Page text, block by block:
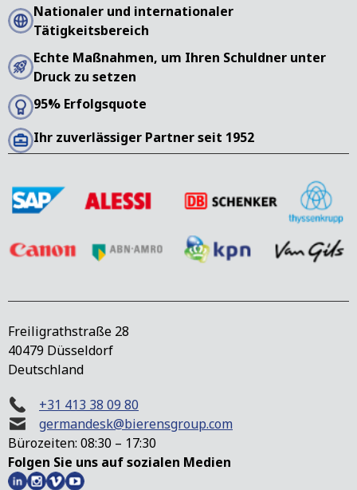
Nationaler und internationaler
Tätigkeitsbereich
Echte Maßnahmen, um Ihren Schuldner unter
Druck zu setzen
95% Erfolgsquote
Ihr zuverlässiger Partner seit 1952
Freiligrathstraße 28
40479 Düsseldorf
Deutschland
+31 413 38 09 80
germandesk@bierensgroup.com
Bürozeiten: 08:30 – 17:30
Folgen Sie uns auf sozialen Medien